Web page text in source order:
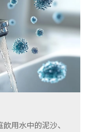
用水中的泥沙、